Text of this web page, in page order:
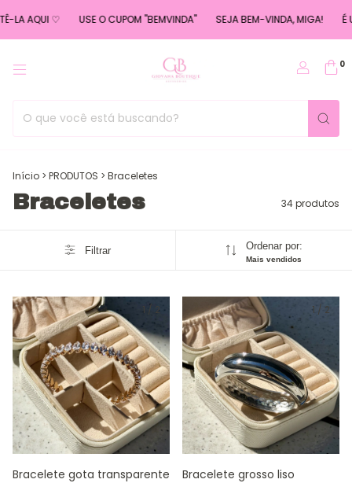
♡ USE O CUPOM "BEMVINDA" SEJA BEM-VINDA, MIGA! É UM
0
Início > PRODUTOS > Braceletes
Braceletes 34 produtos
Filtrar Ordenar por:
Mais vendidos
1 / 2
Bracelete gota transparente
1 / 2
Bracelete grosso liso